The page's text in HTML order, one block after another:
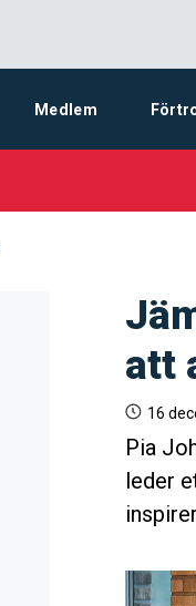
Medlem
att
16
Pia
leder